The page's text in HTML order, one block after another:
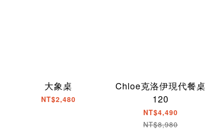
大象桌
NT$2,480
Chloe克洛伊現代餐桌
120
NT$4,490
NT$8,980